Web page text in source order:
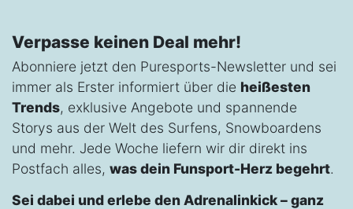
Verpasse keinen Deal mehr!
Abonniere jetzt den Puresports-Newsletter und sei
immer als Erster informiert über die heißesten
Trends, exklusive Angebote und spannende
Storys aus der Welt des Surfens, Snowboardens
und mehr. Jede Woche liefern wir dir direkt ins
Postfach alles, was dein Funsport-Herz begehrt.
Sei dabei und erlebe den Adrenalinkick – ganz